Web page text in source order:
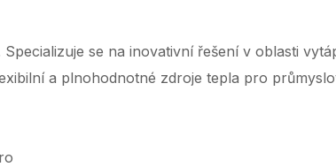
se na inovativní řešení v oblasti
a plnohodnotné zdroje tepla pro